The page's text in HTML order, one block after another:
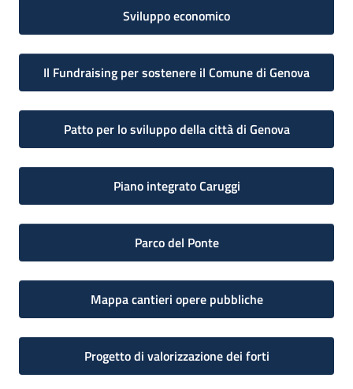
Sviluppo economico
Il Fundraising per sostenere il Comune di Genova
Patto per lo sviluppo della città di Genova
Piano integrato Caruggi
Parco del Ponte
Mappa cantieri opere pubbliche
Progetto di valorizzazione dei forti